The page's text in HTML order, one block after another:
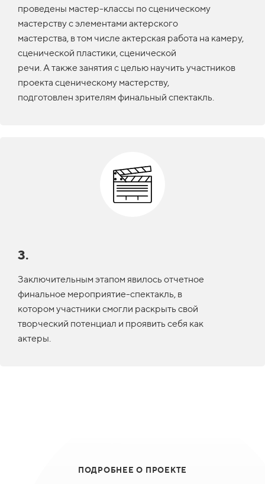
проведены мастер-классы по сценическому
мастерству с элементами актерского
мастерства, в том числе актерская работа на камеру,
сценической пластики, сценической
речи. А также занятия с целью научить участников
проекта сценическому мастерству,
подготовлен зрителям финальный спектакль.
3.
Заключительным этапом явилось отчетное
финальное мероприятие-спектакль, в
котором участники смогли раскрыть свой
творческий потенциал и проявить себя как
актеры.
ПОДРОБНЕЕ О ПРОЕКТЕ